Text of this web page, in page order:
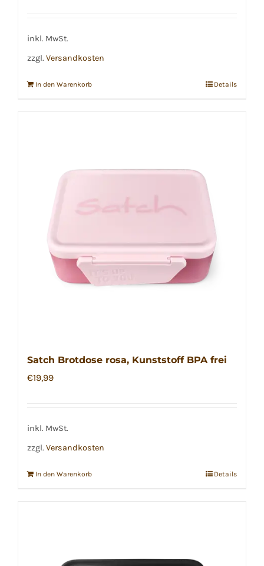
inkl. MwSt.
zzgl. Versandkosten
In den Warenkorb Details
Satch Brotdose rosa, Kunststoff BPA frei
€19,99
inkl. MwSt.
zzgl. Versandkosten
In den Warenkorb Details